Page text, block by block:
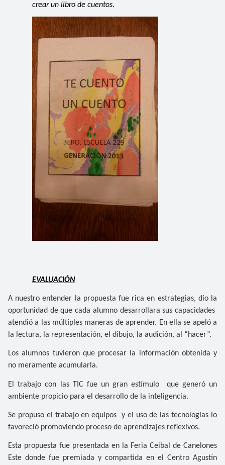
crear un libro de cuentos.
EVALUACIÓN
A nuestro entender la propuesta fue rica en estrategias, dio la
oportunidad de que cada alumno desarrollara sus capacidades
atendió a las múltiples maneras de aprender. En ella se apeló a
la lectura, la representación, el dibujo, la audición, al “hacer”.
Los alumnos tuvieron que procesar la información obtenida y
no meramente acumularla.
El trabajo con las TIC fue un gran estímulo que generó un
ambiente propicio para el desarrollo de la inteligencia.
Se propuso el trabajo en equipos y el uso de las tecnologías lo
favoreció promoviendo proceso de aprendizajes reflexivos.
Esta propuesta fue presentada en la Feria Ceibal de Canelones
Este donde fue premiada y compartida en el Centro Agustín